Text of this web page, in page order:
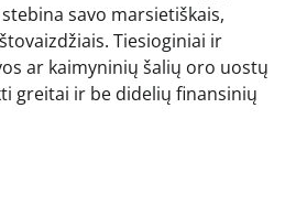
savo marsietiškais,
Tiesioginiai ir
ar kaimyninių šalių oro uostų
greitai ir be didelių finansinių